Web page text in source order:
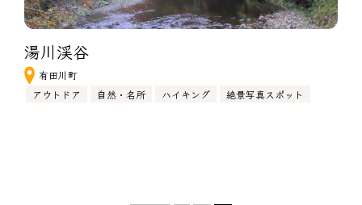
湯川渓谷
有田川町
アウトドア
自然・名所 ハイキング 絶景写真スポット